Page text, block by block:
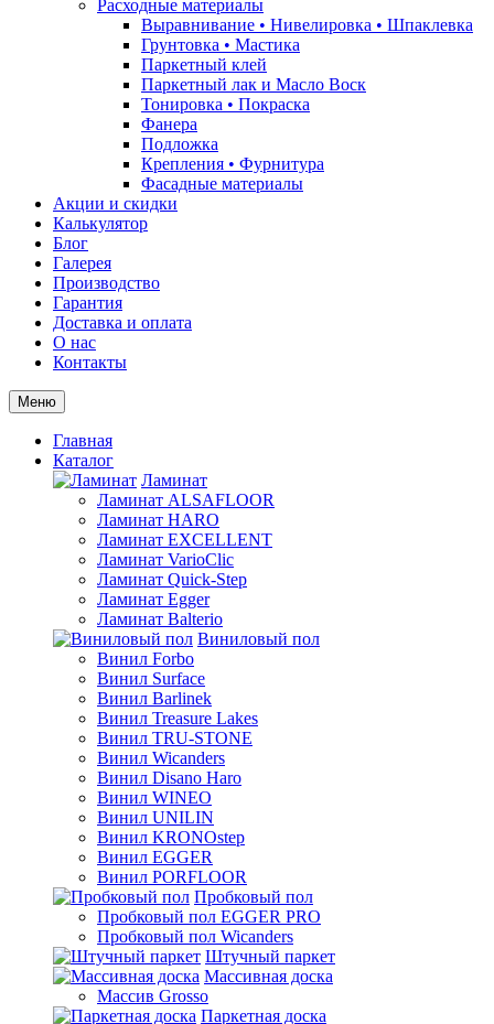
Расходные материалы
Выравнивание • Нивелировка • Шпаклевка
Грунтовкa • Мастика
Паркетный клей
Паркетный лак и Масло Воск
Тонировка • Покраска
Фанера
Подложка
Крепления • Фурнитура
Фасадные материалы
Акции и скидки
Калькулятор
Блог
Галерея
Производство
Гарантия
Доставка и оплата
О нас
Контакты
Меню
Главная
Каталог
Ламинат
Ламинат ALSAFLOOR
Ламинат HARO
Ламинат EXCELLENT
Ламинат VarioClic
Ламинат Quick-Step
Ламинат Egger
Ламинат Balterio
Виниловый пол
Винил Forbo
Винил Surface
Винил Barlinek
Винил Treasure Lakes
Винил TRU-STONE
Винил Wicanders
Винил Disano Haro
Винил WINEO
Винил UNILIN
Винил KRONOstep
Винил EGGER
Винил PORFLOOR
Пробковый пол
Пробковый пол EGGER PRO
Пробковый пол Wicanders
Штучный паркет
Массивная доска
Массив Grosso
Паркетная доска